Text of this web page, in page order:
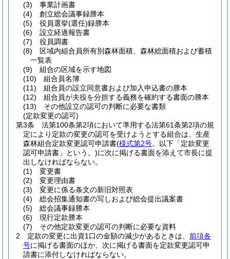
(3)
事業計画書
(4)
創立総会議事録謄本
(5)
役員選挙(選任)録謄本
(6)
設立経過報告書
(7)
役員調書
(8)
区域内組合員所有別森林面積、森林総面積および蓄積
一覧表
(9)
組合の区域を示す地図
(10)
組合員名簿
(11)
組合員の設立同意書および加入申込書の謄本
(12)
組合員が夫役を分担する義務を確約する書面の謄本
(13)
その他設立の認可の判断に必要な書類
(定款変更の認可)
第3条
法第100条第2項において準用する法第61条第2項の規
定により定款の変更の認可を受けようとする組合は、生産
森林組合定款変更認可申請書(様式第2号。以下「定款変更
認可申請書」という。)に次に掲げる書面を添えて市長に提
出しなければならない。
(1)
変更書
(2)
変更理由書
(3)
変更に係る条文の新旧対照表
(4)
総会招集通知書の写しおよび総会提出議案書
(5)
総会議事録謄本
(6)
現行定款謄本
(7)
その他定款変更の認可の判断に必要な資料
2
定款の変更に出資1口の金額の減少があるときは、 前項各
号に掲げる書面のほか、次に掲げる書面を定款変更認可申
請書に添付しなければならない。